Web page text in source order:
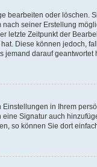
oder löschen.
seiner Erstellung
Zeitpunkt der
Diese können jedoch,
jemand darauf geantwortet
in Ihrem
Signatur auch
so können Sie dort